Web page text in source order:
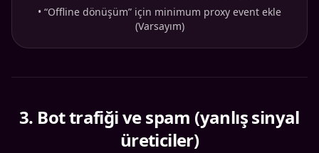
• “Offline dönüşüm” için minimum proxy event ekle
(Varsayım)
3. Bot trafiği ve spam (yanlış sinyal
üreticiler)